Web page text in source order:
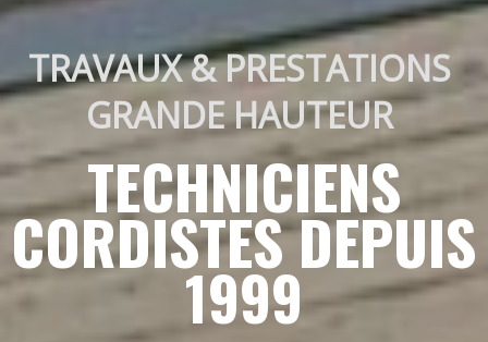
TRAVAUX & PRESTATIONS
GRANDE HAUTEUR
TECHNICIENS
CORDISTES DEPUIS
1999